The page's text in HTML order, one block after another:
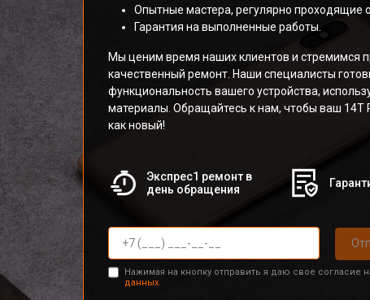
Опытные мастера, регулярно проходящие
Гарантия на выполненные работы.
Мы ценим время наших клиентов и стремимся
качественный ремонт. Наши специалисты
функциональность вашего устройства,
материалы. Обращайтесь к нам, чтобы ваш 14T
как новый!
Экспрес1 ремонт в
день обращения
Нажимая на кнопку отправить я даю свое согласие
данных.